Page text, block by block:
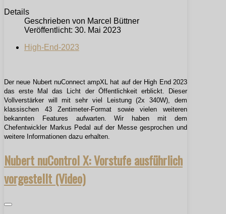
Details
Geschrieben von Marcel Büttner
Veröffentlicht: 30. Mai 2023
High-End-2023
Der neue Nubert nuConnect ampXL hat auf der High End 2023
das erste Mal das Licht der Öffentlichkeit erblickt. Dieser
Vollverstärker will mit sehr viel Leistung (2x 340W), dem
klassischen 43 Zentimeter-Format sowie vielen weiteren
bekannten Features aufwarten. Wir haben mit dem
Chefentwickler Markus Pedal auf der Messe gesprochen und
weitere Informationen dazu erhalten.
Nubert nuControl X: Vorstufe ausführlich
vorgestellt (Video)